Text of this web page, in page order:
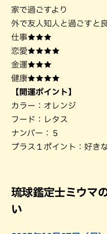
家で過ごすより
外で友人知人と過ごすと
仕事★★★
恋愛★★★★
金運★★★
健康★★★★
【開運ポイント】
カラー：オレンジ
フード：レタス
ナンバー：５
プラス１ポイント：好き
琉球鑑定士ミウマ
い